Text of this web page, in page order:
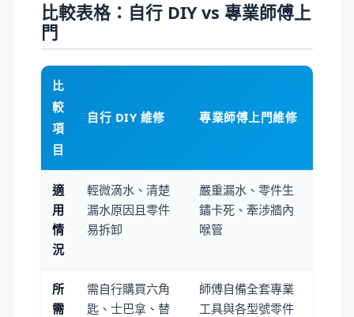
比較表格：自行 DIY vs 專業師傅上
門
比
較
項
目
自行 DIY 維修 專業師傅上門維修
適
用
情
況
輕微滴水、清楚
漏水原因且零件
易拆卸
嚴重漏水、零件生
鏽卡死、牽涉牆內
喉管
所
需
需自行購買六角
匙、士巴拿、替
師傅自備全套專業
工具與各型號零件